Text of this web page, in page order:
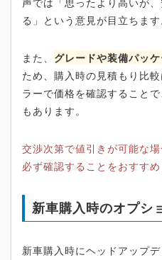
る」という意見が目立ちます
また、 グレードや装備パッ
ため、購入時の見積もり比
ラーで価格を確認すること
もあります。
交渉次第で値引きが可能な
必ず確認することをおすすめ
新車購入時のオプシ
新車購入時にヘッドアップ